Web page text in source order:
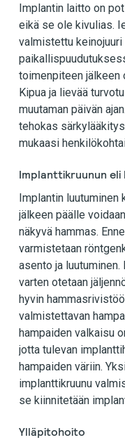
Implantin laitto on
eikä se ole kivulias.
valmistettu keinojuuri
toimenpiteen jälkeen
Kipua ja lievää
muutaman päivän
tehokas
mukaasi
Implanttikruunun eli
Implantin
jälkeen päälle
näkyvä hammas.
varmistetaan
asento ja
varten otetaan
hyvin
valmistettavan
hampaiden valkaisu
jotta tulevan
hampaiden väriin.
implanttikruunu
se kiinnitetään
Ylläpitohoito